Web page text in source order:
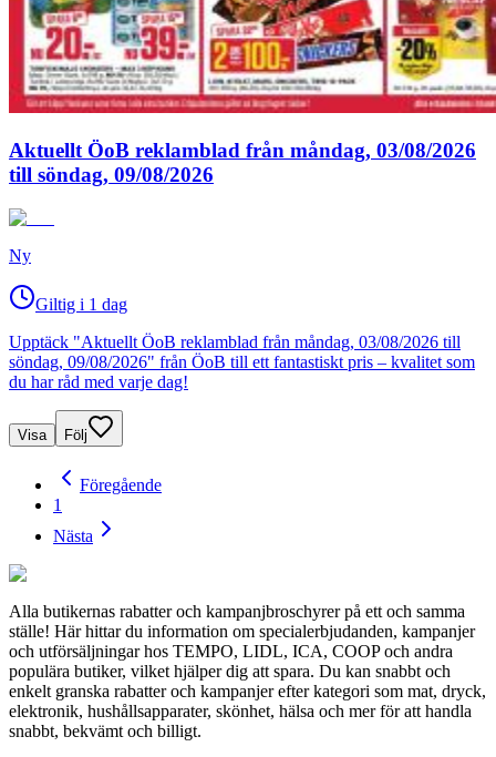
Aktuellt ÖoB reklamblad från måndag, 03/08/2026
till söndag, 09/08/2026
Ny
Giltig i 1 dag
Upptäck "Aktuellt ÖoB reklamblad från måndag, 03/08/2026 till
söndag, 09/08/2026" från ÖoB till ett fantastiskt pris – kvalitet som
du har råd med varje dag!
Visa Följ
Föregående
1
Nästa
Alla butikernas rabatter och kampanjbroschyrer på ett och samma
ställe! Här hittar du information om specialerbjudanden, kampanjer
och utförsäljningar hos TEMPO, LIDL, ICA, COOP och andra
populära butiker, vilket hjälper dig att spara. Du kan snabbt och
enkelt granska rabatter och kampanjer efter kategori som mat, dryck,
elektronik, hushållsapparater, skönhet, hälsa och mer för att handla
snabbt, bekvämt och billigt.